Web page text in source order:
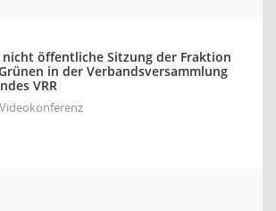
öffentliche Sitzung der Fraktion
in der Verbandsversammlung
VRR
Videokonferenz